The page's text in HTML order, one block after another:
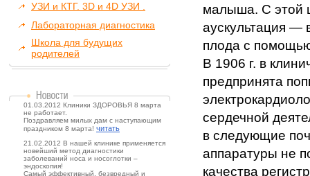
УЗИ и КТГ. 3D и 4D УЗИ .
Лабораторная диагностика
Школа для будущих
родителей
01.03.2012 Клиники ЗДОРОВЬЯ 8 марта
не работает.
Поздравляем милых дам с наступающим
праздником 8 марта! читать
21.02.2012 В нашей клинике применяется
новейший метод диагностики
заболеваний носа и носоглотки –
эндоскопия!
Самый эффективный, безвредный и
малыша. С этой
аускультация —
плода с
В 1906 г. в
предпринята
сердечной
в следующие
аппаратуры не
качества